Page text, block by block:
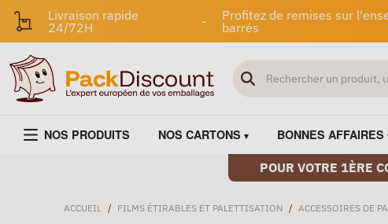
Livraison rapide
24/72H
-
Profitez de remises sur
barrés
NOS PRODUITS NOS CARTONS BONNES AFFAIRES
POUR VOTRE 1ÈRE
ACCUEIL / FILMS ÉTIRABLES ET PALETTISATION / ACCESSOIRES DE